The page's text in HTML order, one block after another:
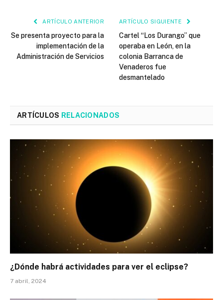
ARTÍCULO ANTERIOR
Se presenta proyecto para la
implementación de la
Administración de Servicios
ARTÍCULO SIGUIENTE
Cartel “Los Durango” que
operaba en León, en la
colonia Barranca de
Venaderos fue
desmantelado
ARTÍCULOS RELACIONADOS
¿Dónde habrá actividades para ver el eclipse?
7 abril, 2024